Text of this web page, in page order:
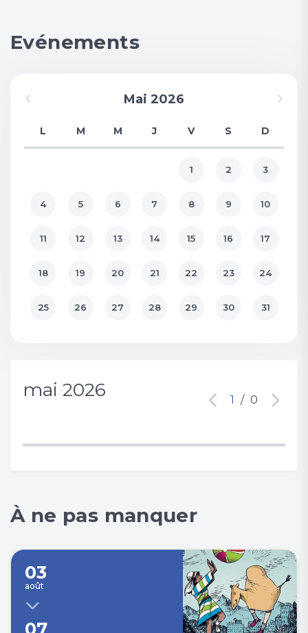
Evénements
Mai 2026
L M M J V S D
1 2 3
4 5 6 7 8 9 10
11 12 13 14 15 16 17
18 19 20 21 22 23 24
25 26 27 28 29 30 31
mai 2026 1 / 0
À ne pas manquer
03
août